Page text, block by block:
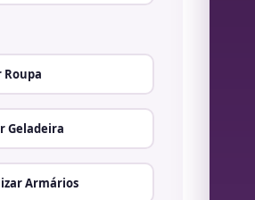
Roupa
Geladeira
Armários